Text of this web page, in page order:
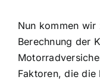
Nun kommen
Berechnung der
Faktoren, die die